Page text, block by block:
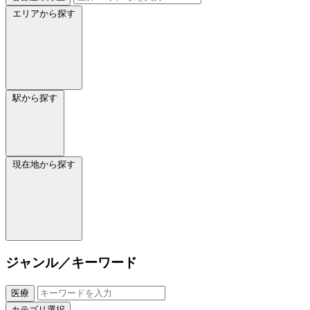
エリアから探す
駅から探す
現在地から探す
ジャンル／キーワード
医療